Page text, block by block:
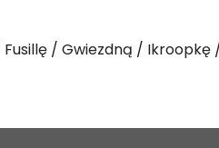
Fusillę Gwiezdną Ikroopkę